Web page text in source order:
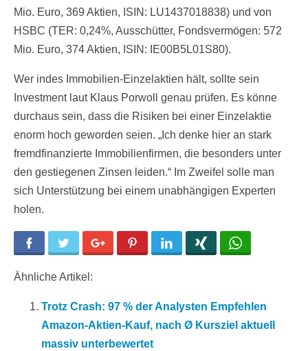
Mio. Euro, 369 Aktien, ISIN: LU1437018838) und von
HSBC (TER: 0,24%, Ausschütter, Fondsvermögen: 572
Mio. Euro, 374 Aktien, ISIN: IE00B5L01S80).
Wer indes Immobilien-Einzelaktien hält, sollte sein
Investment laut Klaus Porwoll genau prüfen. Es könne
durchaus sein, dass die Risiken bei einer Einzelaktie
enorm hoch geworden seien. „Ich denke hier an stark
fremdfinanzierte Immobilienfirmen, die besonders unter
den gestiegenen Zinsen leiden.“ Im Zweifel solle man
sich Unterstützung bei einem unabhängigen Experten
holen.
Facebook Twitter Google+ Pinterest LinkedIn
Ähnliche Artikel:
Trotz Crash: 97 % der Analysten Empfehlen
Amazon-Aktien-Kauf, nach Ø Kursziel aktuell
massiv unterbewertet